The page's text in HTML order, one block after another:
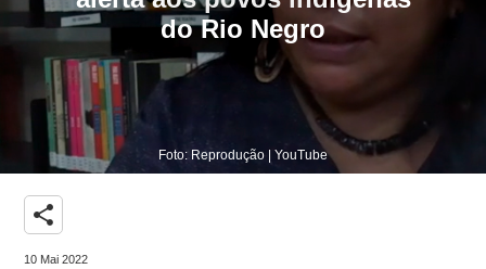
do Rio Negro
Foto: Reprodução | YouTube
share
10 Mai 2022